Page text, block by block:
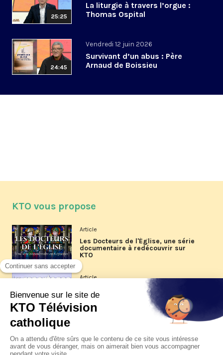
25:25
La liturgie à travers l’orgue :
Thomas Ospital
24:45
Vendredi 12 juin 2026
Survivant d’un abus : Père
Arnaud de Boissieu
KTO vous propose
Article
Les Docteurs de l'Église, une série
documentaire à redécouvrir sur
KTO
Article
Les reportages d'été 2026 de KTO
La visite pastorale du pape Léon
XIV à Assise à suivre sur KTO le
jeudi 6 août